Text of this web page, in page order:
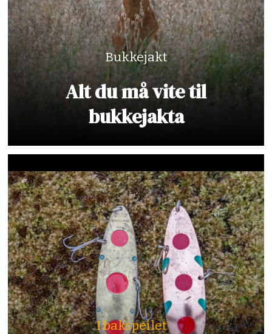
Bukkejakt
Alt du må vite til
bukkejakta
I bakspeilet